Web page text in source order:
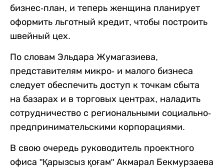
бизнес-план, и теперь женщина планирует
оформить льготный кредит, чтобы построить
швейный цех.
По словам Эльдара Жумагазиева,
представителям микро- и малого бизнеса
следует обеспечить доступ к точкам сбыта
на базарах и в торговых центрах, наладить
сотрудничество с региональными социально-
предпринимательскими корпорациями.
В свою очередь руководитель проектного
офиса "Қарызсыз қоғам" Акмарал Бекмурзаева